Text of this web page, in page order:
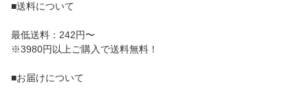
■送料について
最低送料：242円〜
※3980円以上ご購入で送料無料！
■お届けについて